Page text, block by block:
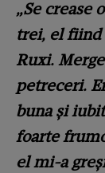
„Se crease
trei, el fiind
Ruxi.
petreceri.
buna și
foarte
el mi-a